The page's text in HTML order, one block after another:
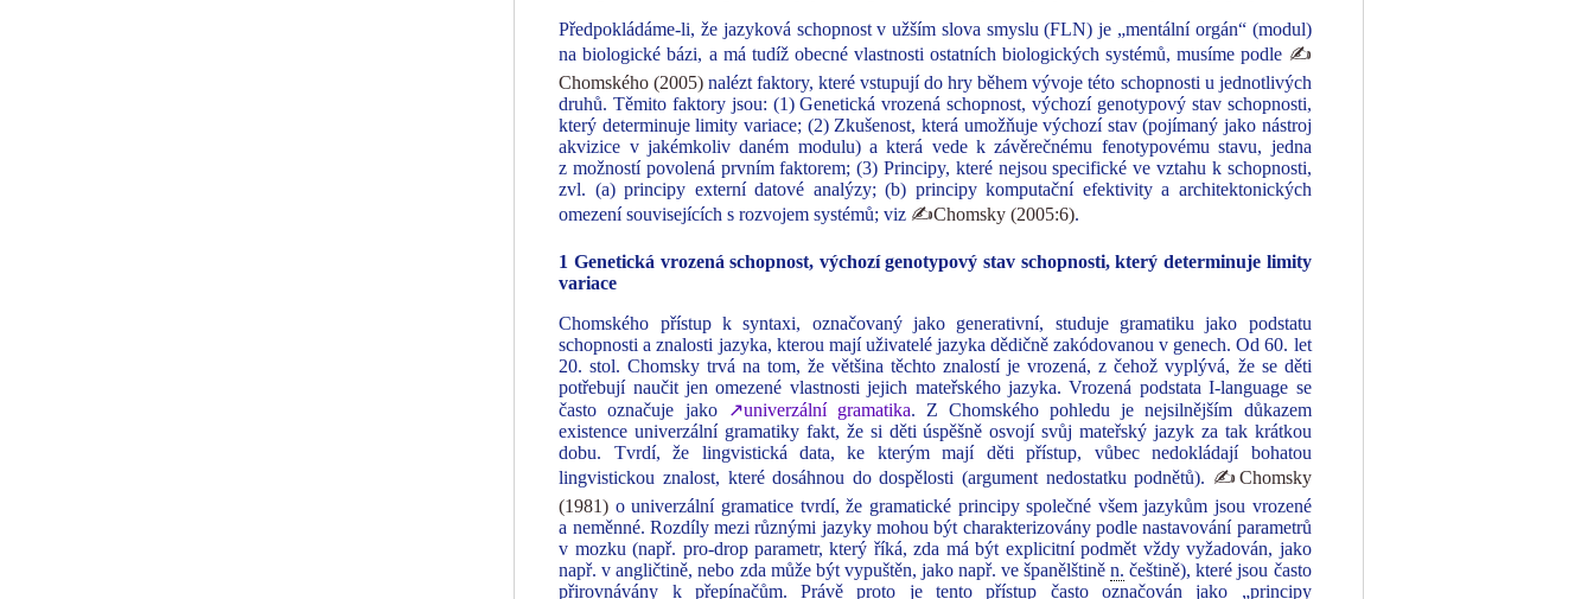
Předpokládáme-li, že jazyková schopnost v užším slova smyslu (FLN) je „mentální orgán“ (modul)
na biologické bázi, a má tudíž obecné vlastnosti ostatních biologických systémů, musíme podle ✍
Chomského (2005) nalézt faktory, které vstupují do hry během vývoje této schopnosti u jednotlivých
druhů. Těmito faktory jsou: (1) Genetická vrozená schopnost, výchozí genotypový stav schopnosti,
který determinuje limity variace; (2) Zkušenost, která umožňuje výchozí stav (pojímaný jako nástroj
akvizice v jakémkoliv daném modulu) a která vede k závěrečnému fenotypovému stavu, jedna
z možností povolená prvním faktorem; (3) Principy, které nejsou specifické ve vztahu k schopnosti,
zvl. (a) principy externí datové analýzy; (b) principy komputační efektivity a architektonických
omezení souvisejících s rozvojem systémů; viz ✍Chomsky (2005:6).
1 Genetická vrozená schopnost, výchozí genotypový stav schopnosti, který determinuje limity
variace
Chomského přístup k syntaxi, označovaný jako generativní, studuje gramatiku jako podstatu
schopnosti a znalosti jazyka, kterou mají uživatelé jazyka dědičně zakódovanou v genech. Od 60. let
20. stol. Chomsky trvá na tom, že většina těchto znalostí je vrozená, z čehož vyplývá, že se děti
potřebují naučit jen omezené vlastnosti jejich mateřského jazyka. Vrozená podstata I-language se
často označuje jako
↗univerzální gramatika. Z Chomského pohledu je nejsilnějším důkazem
existence univerzální gramatiky fakt, že si děti úspěšně osvojí svůj mateřský jazyk za tak krátkou
dobu. Tvrdí, že lingvistická data, ke kterým mají děti přístup, vůbec nedokládají bohatou
lingvistickou znalost, které dosáhnou do dospělosti (argument nedostatku podnětů). ✍Chomsky
(1981) o univerzální gramatice tvrdí, že gramatické principy společné všem jazykům jsou vrozené
a neměnné. Rozdíly mezi různými jazyky mohou být charakterizovány podle nastavování parametrů
v mozku (např. pro-drop parametr, který říká, zda má být explicitní podmět vždy vyžadován, jako
např. v angličtině, nebo zda může být vypuštěn, jako např. ve španělštiněn. češtině), které jsou často
přirovnávány k přepínačům. Právě proto je tento přístup často označován jako „principy